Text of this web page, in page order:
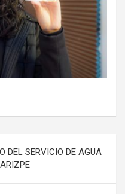
DEL SERVICIO DE AGUA